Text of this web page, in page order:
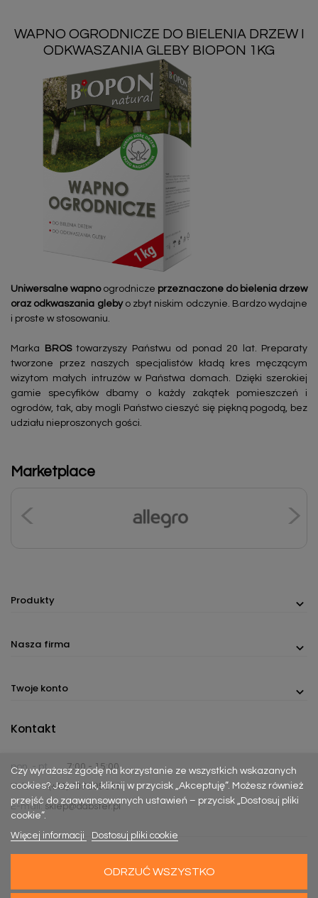
WAPNO OGRODNICZE DO BIELENIA DRZEW I
ODKWASZANIA GLEBY BIOPON 1KG
Uniwersalne wapnoogrodnicze przeznaczone do bielenia drzew
oraz odkwaszania glebyo zbyt niskim odczynie. Bardzo wydajne
i proste w stosowaniu.
Marka BROStowarzyszy Państwu od ponad 20 lat. Preparaty
tworzone przez naszych specjalistów kładą kres męczącym
wizytom małych intruzów w Państwa domach. Dzięki szerokiej
gamie specyfików dbamy o każdy zakątek pomieszczeń i
ogrodów, tak, aby mogli Państwo cieszyć się piękną pogodą, bez
udziału nieproszonych gości.
Marketplace
Produkty
Nasza firma
Twoje konto
Czy wyrażasz zgodę na korzystanie ze wszystkich wskazanych
cookies? Jeżeli tak, kliknij w przycisk „Akceptuję”. Możesz również
przejść do zaawansowanych ustawień – przycisk „Dostosuj pliki
cookie”.
Więcej informacji
Dostosuj pliki cookie
ODRZUĆ WSZYSTKO
Kontakt
pon. - pt.
7:00 - 15:00
Telefon:(+48) 737 305 306
E-mail: sklep@dabster.pl